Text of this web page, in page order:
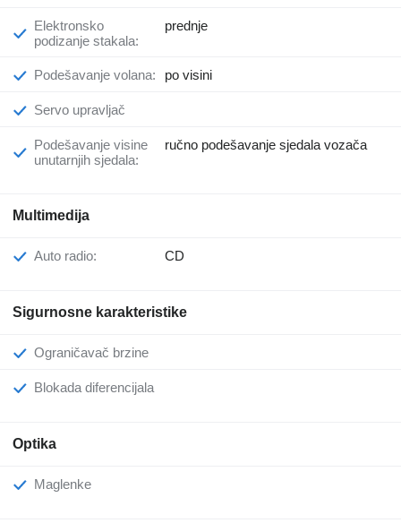
Elektronsko
podizanje stakala:
prednje
Podešavanje volana: po visini
Servo upravljač
Podešavanje visine
unutarnjih sjedala:
ručno podešavanje sjedala vozača
Multimedija
Auto radio: CD
Sigurnosne karakteristike
Ograničavač brzine
Blokada diferencijala
Optika
Maglenke